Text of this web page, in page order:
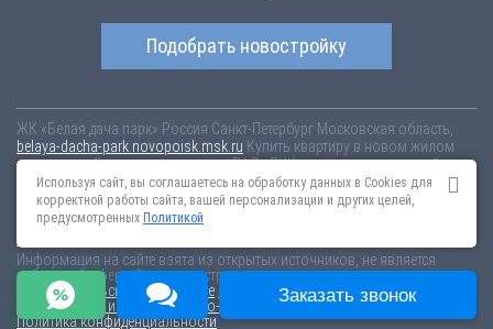
Подобрать новостройку
ЖК «Белая дача парк» Россия Санкт-Петербург Московская область,
belaya-dacha-park.novopoisk.msk.ru Купить квартиру в новом жилом
комплексе «Белая дача парк» от «ПАО «ПИК-специализированный
застройщик»» в г. Котельники. Квартиры различных планировок от
7.44 млн рублей!
Информация на сайте взята из открытых источников, не является
публичной офертой и распространяется для ознакомления.
Пользовательское соглашение
Соглашение о размещении
Пояснение об информационно-рекламном характере сведений
Политика конфиденциальности
Используя сайт, вы соглашаетесь на обработку данных в Cookies для
корректной работы сайта, вашей персонализации и других целей,
предусмотренных Политикой
Заказать звонок